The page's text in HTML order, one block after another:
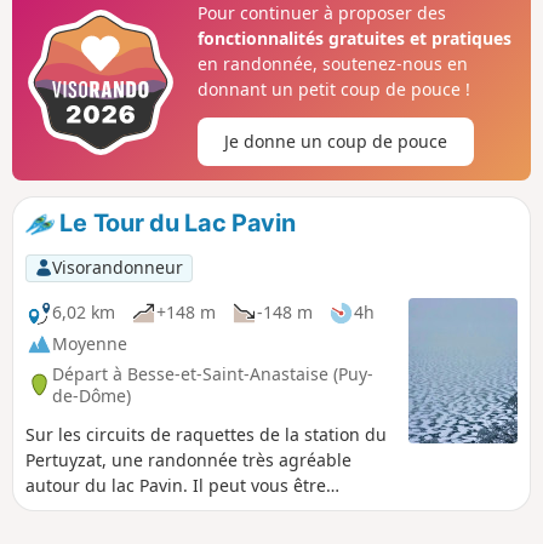
Pour continuer à proposer des
fonctionnalités gratuites et pratiques
en randonnée, soutenez-nous en
donnant un petit coup de pouce !
Je donne un coup de pouce
Le Tour du Lac Pavin
Visorandonneur
6,02 km
+148 m -148 m
4h
Moyenne
Départ à Besse-et-Saint-Anastaise (Puy-
de-Dôme)
Sur les circuits de raquettes de la station du
Pertuyzat, une randonnée très agréable
autour du lac Pavin. Il peut vous être
demandé de vous acquitter de 2,50€ par